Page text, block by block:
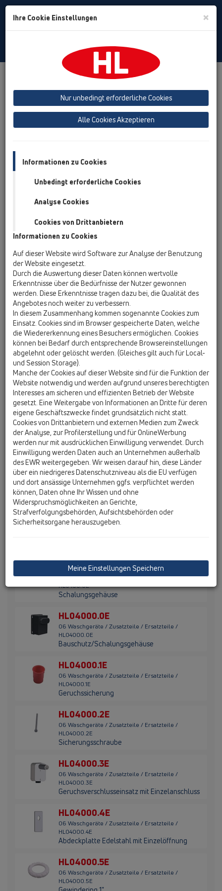
Toggle
Produktübersicht 06 Waschgeräte
Produktübersicht
06 Waschgeräte
Zusatzteile
HL01000D
06 Waschgeräte / Zusatzteile / Ersatzteile /
Flachdichtung 1"
HL01050D
06 Waschgeräte / Zusatzteile / Ersatzteile /
HL01050D
O-Ring 18x2,5mm
HL01111D
06 Waschgeräte / Zusatzteile / Ersatzteile / HL01111D
Anschluss - Steckdichtung
HL02.3E
06 Waschgeräte / Zusatzteile / Ersatzteile / HL02.3E
Rückflusssicherung komplett
HL0400.11E
06 Waschgeräte / Zusatzteile / Ersatzteile /
HL0400.11E
Dichtstopfen
HL0400.4E
06 Waschgeräte / Zusatzteile / Ersatzteile /
HL0400.4E
Abdeckplatte weiß 150x100mm
HL0400.6E
06 Waschgeräte / Zusatzteile / Ersatzteile /
HL0400.6E
Reinigungsmutter 1"
HL0400.7E
06 Waschgeräte / Zusatzteile / Ersatzteile /
HL0400.8E
06 Waschgeräte / Zusatzteile / Ersatzteile /
HL0400.8E
Schalungsgehäuse
HL04000.0E
06 Waschgeräte / Zusatzteile / Ersatzteile /
HL04000.0E
Bauschutz/Schalungsgehäuse
HL04000.1E
06 Waschgeräte / Zusatzteile / Ersatzteile /
HL04000.1E
Geruchssicherung
HL04000.2E
06 Waschgeräte / Zusatzteile / Ersatzteile /
HL04000.2E
Sicherungsschraube
HL04000.3E
06 Waschgeräte / Zusatzteile / Ersatzteile /
HL04000.3E
Geruchsverschlusseinsatz mit Einzelanschluss
HL04000.4E
06 Waschgeräte / Zusatzteile / Ersatzteile /
HL04000.4E
Abdeckplatte Edelstahl mit Einzelöffnung
HL04000.5E
06 Waschgeräte / Zusatzteile / Ersatzteile /
HL04000.5E
Ihre Cookie Einstellungen ×
Nur unbedingt erforderliche Cookies
Alle Cookies Akzeptieren
Informationen zu Cookies
Unbedingt erforderliche Cookies
Analyse Cookies
Cookies von Drittanbietern
Informationen zu Cookies
Auf dieser Website wird Software zur Analyse der Benutzung
der Website eingesetzt.
Durch die Auswertung dieser Daten können wertvolle
Erkenntnisse über die Bedürfnisse der Nutzer gewonnen
werden. Diese Erkenntnisse tragen dazu bei, die Qualität des
Angebotes noch weiter zu verbessern.
In diesem Zusammenhang kommen sogenannte Cookies zum
Einsatz. Cookies sind im Browser gespeicherte Daten, welche
die Wiedererkennung eines Besuchers ermöglichen. Cookies
können bei Bedarf durch entsprechende Browsereinstellungen
abgelehnt oder gelöscht werden. (Gleiches gilt auch für Local-
und Session Storage).
Manche der Cookies auf dieser Website sind für die Funktion der
Website notwendig und werden aufgrund unseres berechtigten
Interesses am sicheren und effizienten Betrieb der Website
gesetzt. Eine Weitergabe von Informationen an Dritte für deren
eigene Geschäftszwecke findet grundsätzlich nicht statt.
Cookies von Drittanbietern und externen Medien zum Zweck
der Analyse, zur Profilerstellung und für OnlineWerbung
werden nur mit ausdrücklichen Einwilligung verwendet. Durch
Einwilligung werden Daten auch an Unternehmen außerhalb
des EWR weitergegeben. Wir weisen darauf hin, diese Länder
über ein niedrigeres Datenschutzniveau als die EU verfügen
und dort ansässige Unternehmen ggfs. verpflichtet werden
können, Daten ohne Ihr Wissen und ohne
Widerspruchsmöglichkeiten an Gerichte,
Strafverfolgungsbehörden, Aufsichtsbehörden oder
Sicherheitsorgane herauszugeben.
Meine Einstellungen Speichern